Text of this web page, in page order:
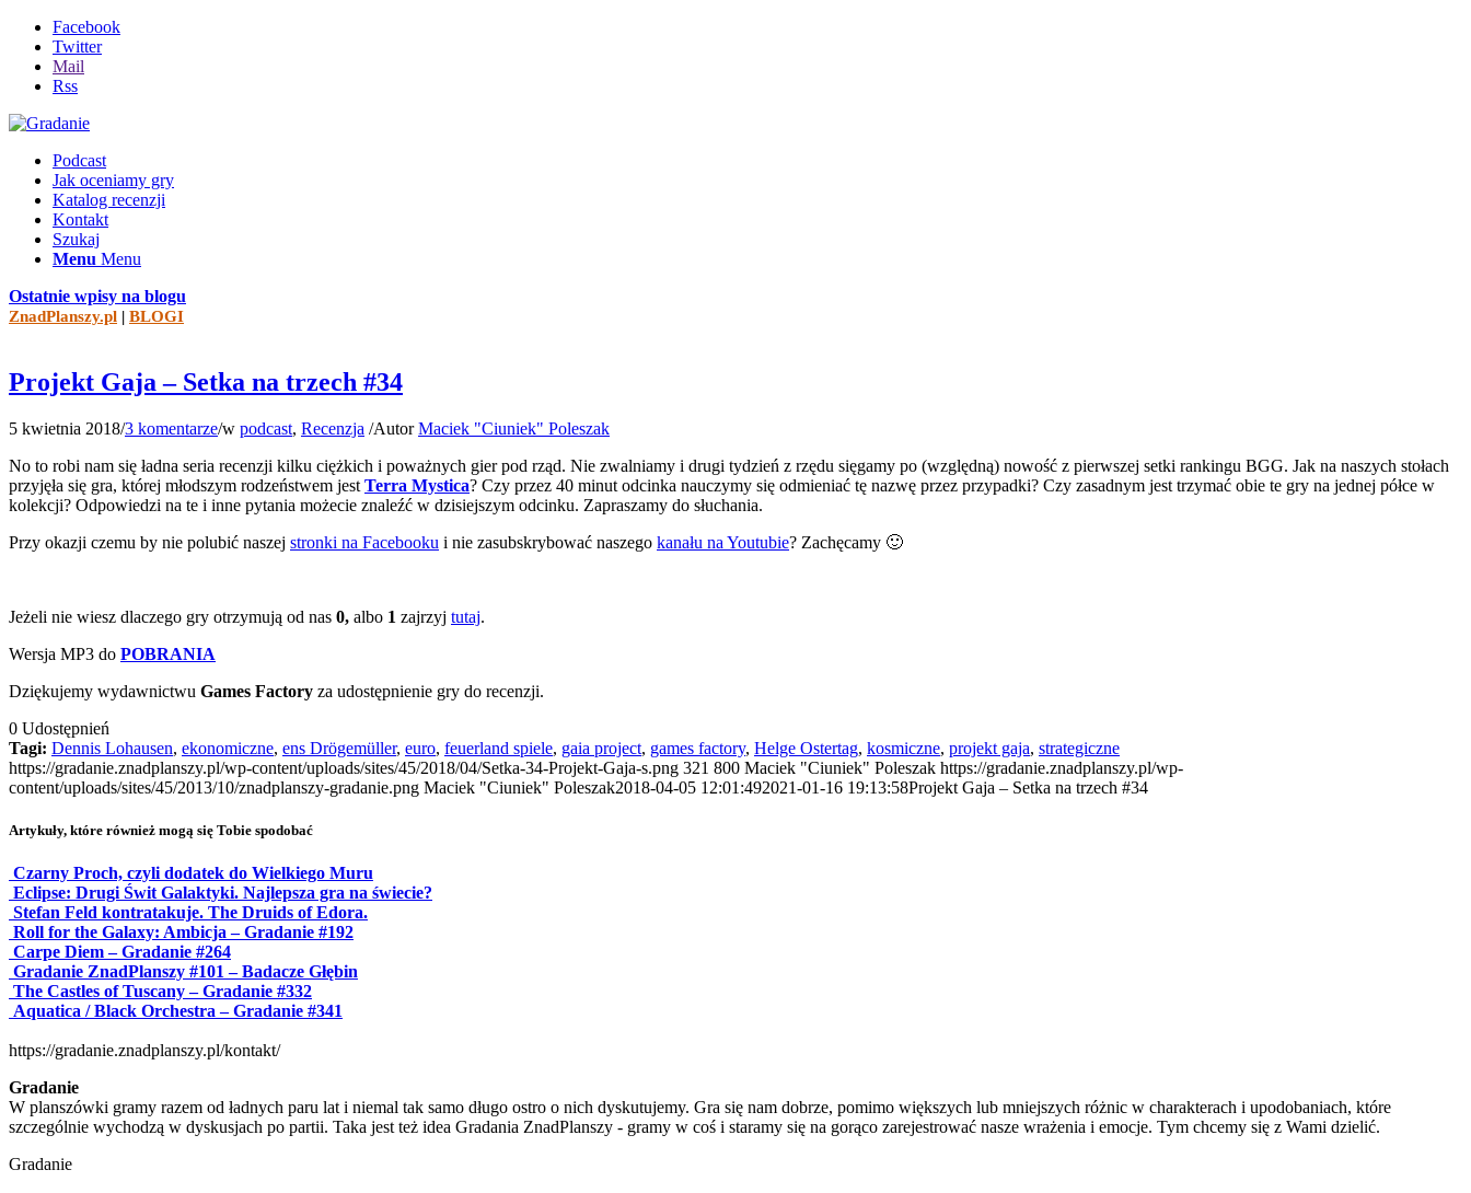
Facebook
Twitter
Mail
Rss
Podcast
Jak oceniamy gry
Katalog recenzji
Kontakt
Szukaj
Menu Menu
Ostatnie wpisy na blogu
ZnadPlanszy.pl | BLOGI
Projekt Gaja – Setka na trzech #34
5 kwietnia 2018/3 komentarze/w podcast, Recenzja /AutorMaciek "Ciuniek" Poleszak
No to robi nam się ładna seria recenzji kilku ciężkich i poważnych gier pod rząd. Nie zwalniamy i drugi tydzień z rzędu sięgamy po (względną) nowość z pierwszej setki rankingu BGG. Jak na naszych stołach
przyjęła się gra, której młodszym rodzeństwem jest Terra Mystica? Czy przez 40 minut odcinka nauczymy się odmieniać tę nazwę przez przypadki? Czy zasadnym jest trzymać obie te gry na jednej półce w
kolekcji? Odpowiedzi na te i inne pytania możecie znaleźć w dzisiejszym odcinku. Zapraszamy do słuchania.
Przy okazji czemu by nie polubić naszej stronki na Facebooku i nie zasubskrybować naszego kanału na Youtubie? Zachęcamy 🙂
Jeżeli nie wiesz dlaczego gry otrzymują od nas 0, albo 1 zajrzyj tutaj.
Wersja MP3 do POBRANIA
Dziękujemy wydawnictwu Games Factory za udostępnienie gry do recenzji.
0 Udostępnień
Tagi: Dennis Lohausen, ekonomiczne, ens Drögemüller, euro, feuerland spiele, gaia project, games factory, Helge Ostertag, kosmiczne, projekt gaja, strategiczne
https://gradanie.znadplanszy.pl/wp-content/uploads/sites/45/2018/04/Setka-34-Projekt-Gaja-s.png 321 800 Maciek "Ciuniek" Poleszak https://gradanie.znadplanszy.pl/wp-
content/uploads/sites/45/2013/10/znadplanszy-gradanie.png Maciek "Ciuniek" Poleszak2018-04-05 12:01:492021-01-16 19:13:58Projekt Gaja – Setka na trzech #34
Artykuły, które również mogą się Tobie spodobać
Czarny Proch, czyli dodatek do Wielkiego Muru
Eclipse: Drugi Świt Galaktyki. Najlepsza gra na świecie?
Stefan Feld kontratakuje. The Druids of Edora.
Roll for the Galaxy: Ambicja – Gradanie #192
Carpe Diem – Gradanie #264
Gradanie ZnadPlanszy #101 – Badacze Głębin
The Castles of Tuscany – Gradanie #332
Aquatica / Black Orchestra – Gradanie #341
https://gradanie.znadplanszy.pl/kontakt/
Gradanie
W planszówki gramy razem od ładnych paru lat i niemal tak samo długo ostro o nich dyskutujemy. Gra się nam dobrze, pomimo większych lub mniejszych różnic w charakterach i upodobaniach, które
szczególnie wychodzą w dyskusjach po partii. Taka jest też idea Gradania ZnadPlanszy - gramy w coś i staramy się na gorąco zarejestrować nasze wrażenia i emocje. Tym chcemy się z Wami dzielić.
Gradanie